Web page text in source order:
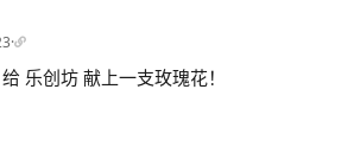
·
乐创坊 献上一支玫瑰花！